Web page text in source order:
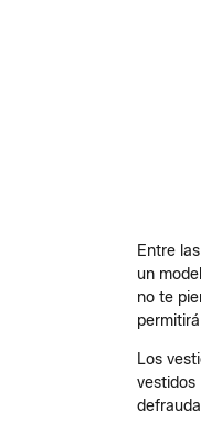
Entre
un
no te
Los
vestidos